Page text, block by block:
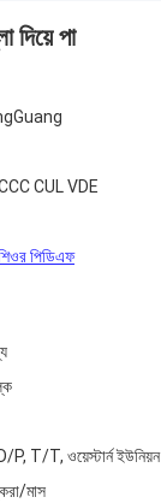
দিয়ে পা
CUL VDE
পিডিএফ
T/T, ওয়েস্টার্ন ইউনিয়ন
মাস